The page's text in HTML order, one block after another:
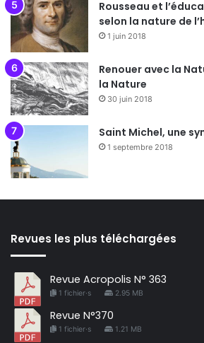
Rousseau et
selon la nature de
1 juin 2018
Renouer avec la
la Nature
30 juin 2018
Saint Michel, une
1 septembre 2018
Revues les plus téléchargées
Revue Acropolis N° 363
1 fichier·s 2.95 MB
Revue N°370
1 fichier·s 1.21 MB